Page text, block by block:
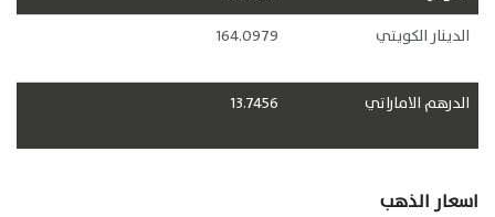
الدينار الكويتي
164.0979
الدرهم الاماراتي 13.7456
اسعار الذهب